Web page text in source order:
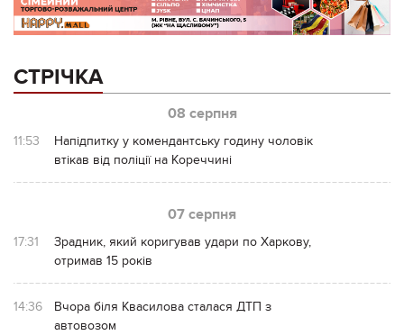
СТРІЧКА
08 серпня
11:53
Напідпитку у комендантську годину чоловік
втікав від поліції на Кореччині
07 серпня
17:31
Зрадник, який коригував удари по Харкову,
отримав 15 років
14:36
Вчора біля Квасилова сталася ДТП з
автовозом